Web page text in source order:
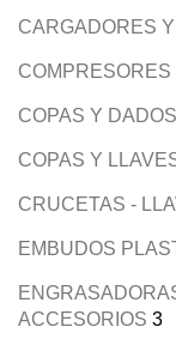
CARGADORES
COPAS Y
COPAS Y
CRUCETAS -
EMBUDOS
ACCESORIOS 3